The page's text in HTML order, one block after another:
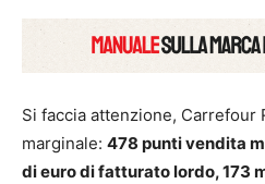
Si faccia attenzione, Carrefour
marginale: 478 punti vendita
di euro di fatturato lordo, 173